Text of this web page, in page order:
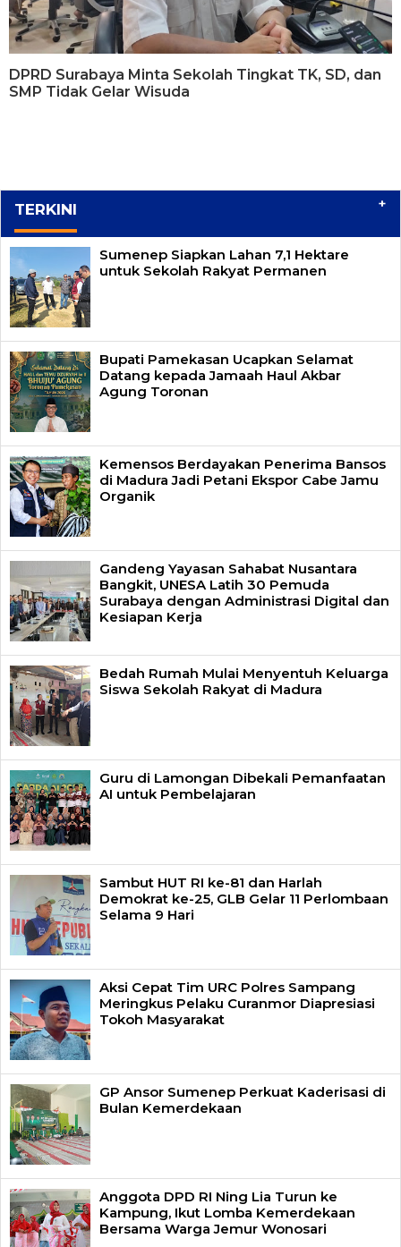
DPRD Surabaya Minta Sekolah Tingkat TK, SD, dan
SMP Tidak Gelar Wisuda
TERKINI +
Sumenep Siapkan Lahan 7,1 Hektare
untuk Sekolah Rakyat Permanen
Bupati Pamekasan Ucapkan Selamat
Datang kepada Jamaah Haul Akbar
Agung Toronan
Kemensos Berdayakan Penerima Bansos
di Madura Jadi Petani Ekspor Cabe Jamu
Organik
Gandeng Yayasan Sahabat Nusantara
Bangkit, UNESA Latih 30 Pemuda
Surabaya dengan Administrasi Digital dan
Kesiapan Kerja
Bedah Rumah Mulai Menyentuh Keluarga
Siswa Sekolah Rakyat di Madura
Guru di Lamongan Dibekali Pemanfaatan
AI untuk Pembelajaran
Sambut HUT RI ke-81 dan Harlah
Demokrat ke-25, GLB Gelar 11 Perlombaan
Selama 9 Hari
Aksi Cepat Tim URC Polres Sampang
Meringkus Pelaku Curanmor Diapresiasi
Tokoh Masyarakat
GP Ansor Sumenep Perkuat Kaderisasi di
Bulan Kemerdekaan
Anggota DPD RI Ning Lia Turun ke
Kampung, Ikut Lomba Kemerdekaan
Bersama Warga Jemur Wonosari